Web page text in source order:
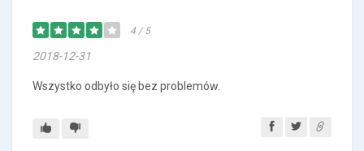
4 / 5
2018-12-31
Wszystko odbyło się bez problemów.